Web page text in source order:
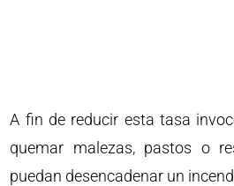
A fin de reducir esta tasa
quemar malezas, pastos o
puedan desencadenar un